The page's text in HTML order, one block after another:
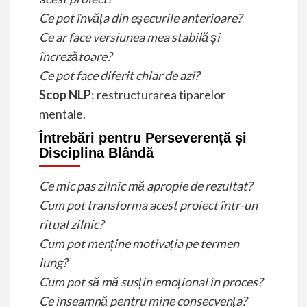
Ce pot învăța din eșecurile anterioare?
Ce ar face versiunea mea stabilă și
încrezătoare?
Ce pot face diferit chiar de azi?
Scop NLP: restructurarea tiparelor
mentale.
Întrebări pentru Perseverență și
Disciplina Blândă
Ce mic pas zilnic mă apropie de rezultat?
Cum pot transforma acest proiect într-un
ritual zilnic?
Cum pot menține motivația pe termen
lung?
Cum pot să mă susțin emoțional în proces?
Ce înseamnă pentru mine consecvența?